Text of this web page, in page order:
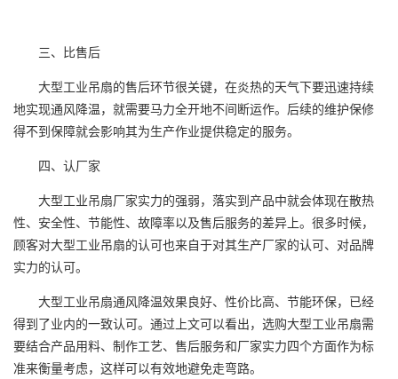
三、比售后
大型工业吊扇的售后环节很关键，在炎热的天气下要迅速持续
地实现通风降温，就需要马力全开地不间断运作。后续的维护保修
得不到保障就会影响其为生产作业提供稳定的服务。
四、认厂家
大型工业吊扇厂家实力的强弱，落实到产品中就会体现在散热
性、安全性、节能性、故障率以及售后服务的差异上。很多时候，
顾客对大型工业吊扇的认可也来自于对其生产厂家的认可、对品牌
实力的认可。
大型工业吊扇通风降温效果良好、性价比高、节能环保，已经
得到了业内的一致认可。通过上文可以看出，选购大型工业吊扇需
要结合产品用料、制作工艺、售后服务和厂家实力四个方面作为标
准来衡量考虑，这样可以有效地避免走弯路。